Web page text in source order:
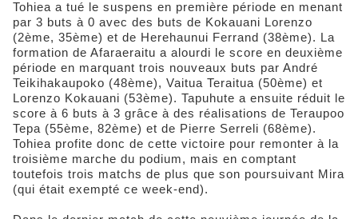
Tohiea a tué le suspens en première période en menant
par 3 buts à 0 avec des buts de Kokauani Lorenzo
(2ème, 35ème) et de Herehaunui Ferrand (38ème). La
formation de Afaraeraitu a alourdi le score en deuxième
période en marquant trois nouveaux buts par André
Teikihakaupoko (48ème), Vaitua Teraitua (50ème) et
Lorenzo Kokauani (53ème). Tapuhute a ensuite réduit le
score à 6 buts à 3 grâce à des réalisations de Teraupoo
Tepa (55ème, 82ème) et de Pierre Serreli (68ème).
Tohiea profite donc de cette victoire pour remonter à la
troisième marche du podium, mais en comptant
toutefois trois matchs de plus que son poursuivant Mira
(qui était exempté ce week-end).